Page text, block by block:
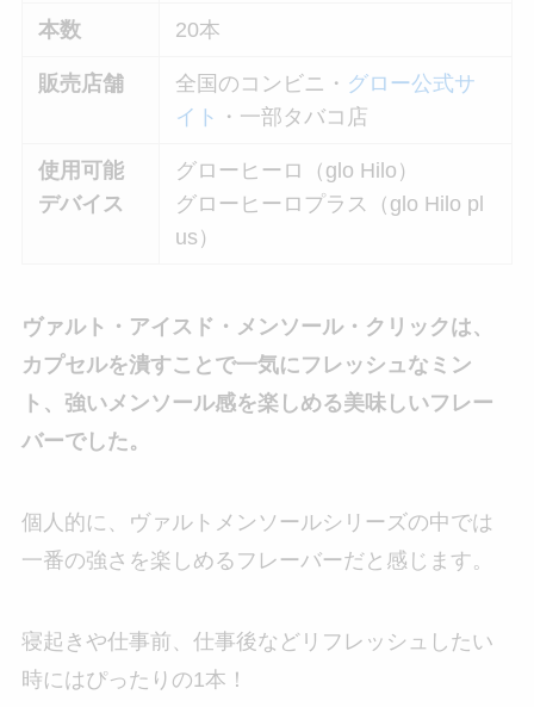
本数 20本
販売店舗 全国のコンビニ・ グロー公式サ
イト ・一部タバコ店
使用可能
デバイス
グローヒーロ（glo Hilo）
グローヒーロプラス（glo Hilo pl
us）
ヴァルト・アイスド・メンソール・クリックは、
カプセルを潰すことで一気にフレッシュなミン
ト、強いメンソール感を楽しめる美味しいフレー
バーでした。
個人的に、ヴァルトメンソールシリーズの中では
一番の強さを楽しめるフレーバーだと感じます。
寝起きや仕事前、仕事後などリフレッシュしたい
時にはぴったりの1本！